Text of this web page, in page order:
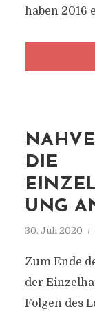
haben 2016
DIE
UNG
30. Juli 2020
Zum Ende
der
Folgen des